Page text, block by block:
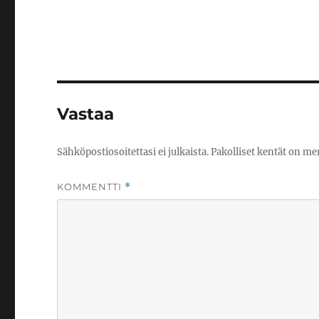
Vastaa
Sähköpostiosoitettasi ei julkaista.Pakolliset kentät on
KOMMENTTI *